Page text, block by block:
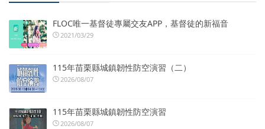
FLOC唯一基督徒專屬交友APP，基督徒的新福音
2021/03/29
115年苗栗縣城鎮韌性防空演習（二）
2026/08/07
115年苗栗縣城鎮韌性防空演習
2026/08/07